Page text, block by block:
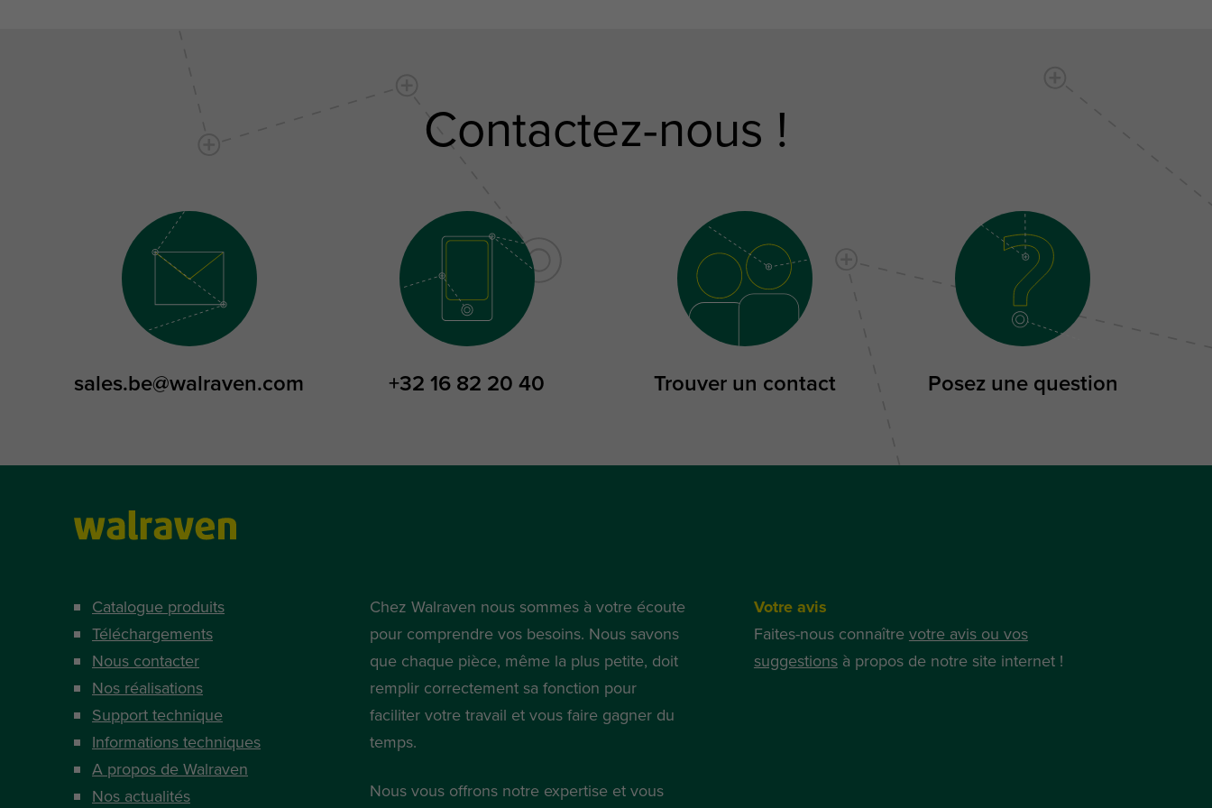
Contactez-nous !
sales.be@walraven.com +32 16 82 20 40 Trouver un contact Posez une question
Catalogue produits
Téléchargements
Nous contacter
Nos réalisations
Support technique
Informations techniques
A propos de Walraven
Nos actualités
Chez Walraven nous sommes à votre écoute
pour comprendre vos besoins. Nous savons
que chaque pièce, même la plus petite, doit
remplir correctement sa fonction pour
faciliter votre travail et vous faire gagner du
temps.
Nous vous offrons notre expertise et vous
Votre avis
Faites-nous connaître votre avis ou vos
suggestionsà propos de notre site internet !